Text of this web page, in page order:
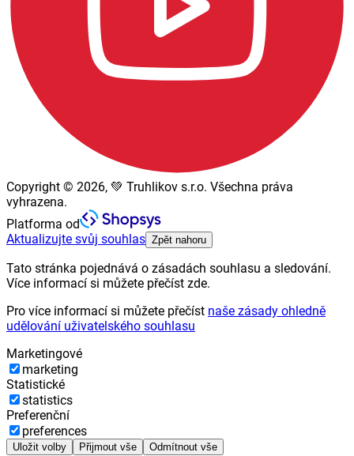
Copyright © 2026, 💚 Truhlikov s.r.o. Všechna práva
vyhrazena.
Platforma od
Aktualizujte svůj souhlas Zpět nahoru
Tato stránka pojednává o zásadách souhlasu a sledování.
Více informací si můžete přečíst zde.
Pro více informací si můžete přečíst naše zásady ohledně
udělování uživatelského souhlasu
Marketingové
marketing
Statistické
statistics
Preferenční
preferences
Uložit volby Přijmout vše Odmítnout vše